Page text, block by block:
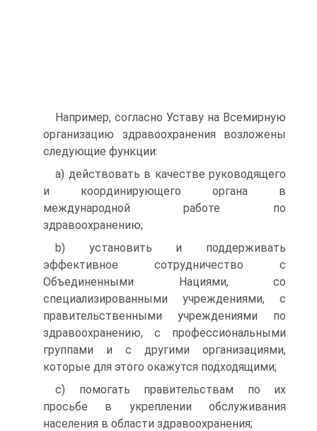
Например, согласно Уставу на Всемирную
организацию здравоохранения возложены
следующие функции:
a) действовать в качестве руководящего
и координирую­щего органа в
международной работе по
здравоохранению;
b) установить и поддерживать
эффективное сотрудниче­ство с
Объединенными Нациями, со
специализированными учреждениями, с
правительственными учреждениями по
здра­воохранению, с профессиональными
группами и с другими ор­ганизациями,
которые для этого окажутся подходящими;
с) помогать правительствам по их
просьбе в укреплении обслуживания
населения в области здравоохранения;